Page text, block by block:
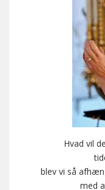
Hvad vil det
blev vi så
med